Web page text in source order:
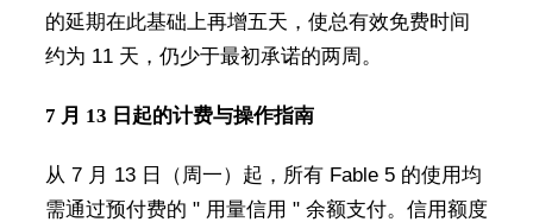
的延期在此基础上再增五天，使总有效免费时间
约为 11 天，仍少于最初承诺的两周。
7 月 13 日起的计费与操作指南
从 7 月 13 日（周一）起，所有 Fable 5 的使用均
需通过预付费的 " 用量信用 " 余额支付。信用额度